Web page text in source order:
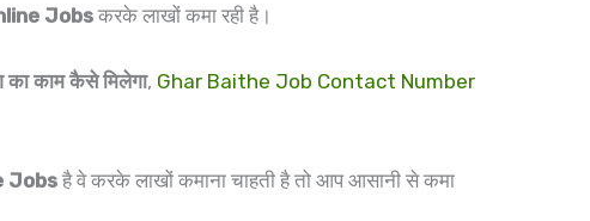
Jobsकरके लाखों कमा रही है।
का काम कैसे मिलेगा, Ghar Baithe Job Contact Number
Jobs है वे करके लाखों कमाना चाहती है तो आप आसानी से कमा